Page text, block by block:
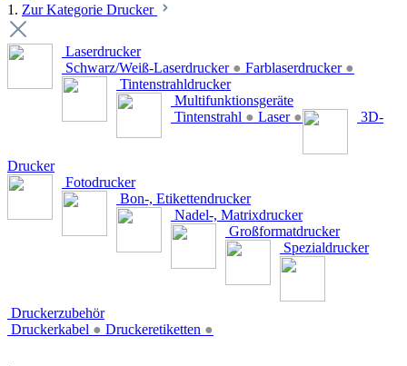
1. Zur Kategorie Drucker
Laserdrucker
Schwarz/Weiß-Laserdrucker ● Farblaserdrucker ●
Tintenstrahldrucker
Multifunktionsgeräte
Tintenstrahl ● Laser ● 3D-
Drucker
Fotodrucker
Bon-, Etikettendrucker
Nadel-, Matrixdrucker
Großformatdrucker
Spezialdrucker
Druckerzubehör
Druckerkabel ● Druckeretiketten ●